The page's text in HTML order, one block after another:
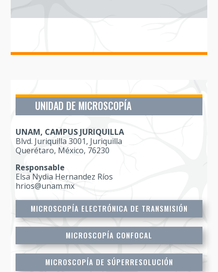
UNIDAD DE MICROSCOPÍA
UNAM, CAMPUS JURIQUILLA
Blvd. Juriquilla 3001, Juriquilla
Querétaro, México, 76230
Responsable
Elsa Nydia Hernandez Ríos
hrios@unam.mx
MICROSCOPÍA ELECTRÓNICA DE TRANSMISIÓN
MICROSCOPÍA CONFOCAL
MICROSCOPÍA DE SÚPERRESOLUCIÓN